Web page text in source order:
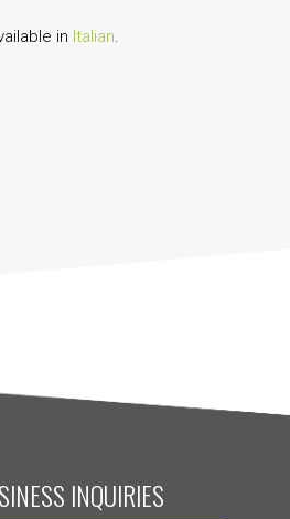
in Italian.
INQUIRIES